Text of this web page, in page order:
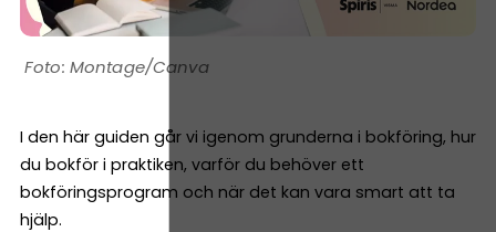
Montage/Canva
I den här guiden går vi igenom grunderna i bokföring, hur
du bokför i praktiken, varför du behöver ett
bokföringsprogram och när det kan vara smart att ta
hjälp.